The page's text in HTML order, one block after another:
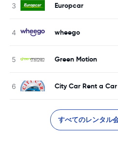
Europcar
wheego
Green Motion
City Car Rent a Car
すべてのレンタル